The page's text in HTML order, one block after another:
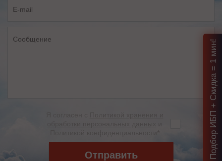
Отправить Подбор ИБП + Скидка = 1 мин!